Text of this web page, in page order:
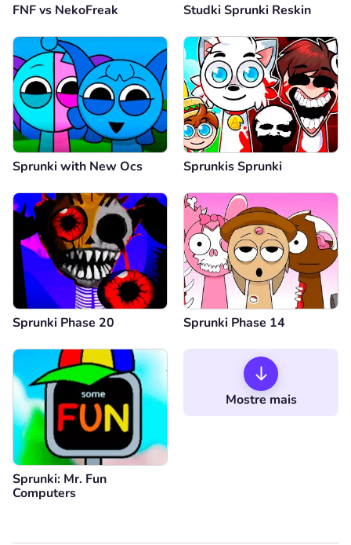
FNF vs NekoFreak Studki Sprunki Reskin
Sprunki with New Ocs Sprunkis Sprunki
Sprunki Phase 20 Sprunki Phase 14
Sprunki: Mr. Fun
Computers
Mostre mais